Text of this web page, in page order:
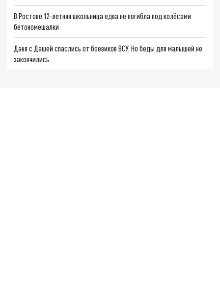
В Ростове 12-летняя школьница едва не погибла под колёсами
бетономешалки
Даня с Дашей спаслись от боевиков ВСУ. Но беды для малышей не
закончились